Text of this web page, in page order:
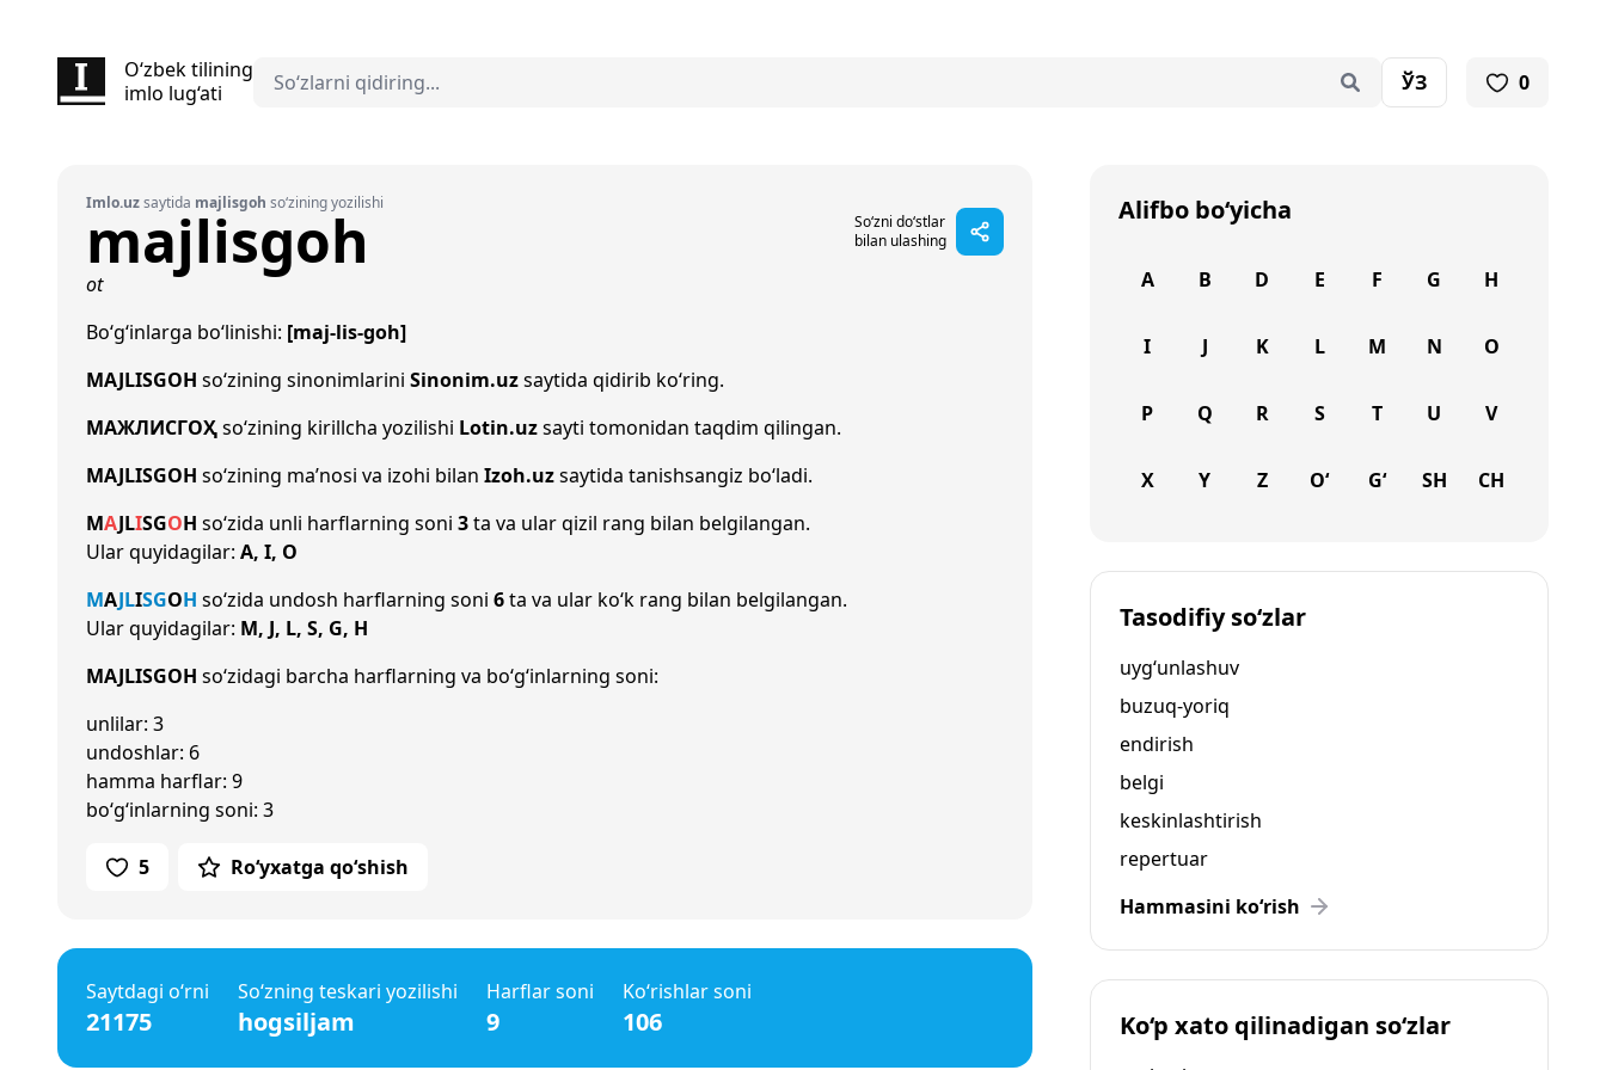
O‘zbek tilining
imlo lug‘ati
ЎЗ 0
Imlo.uzsaytida majlisgoh so‘zining yozilishi
majlisgoh
So‘zni do‘stlar
bilan ulashing
ot
Bo‘g‘inlarga bo‘linishi: [maj-lis-goh]
MAJLISGOH so‘zining sinonimlarini Sinonim.uzsaytida qidirib ko‘ring.
МАЖЛИСГОҲso‘zining kirillcha yozilishi Lotin.uzsayti tomonidan taqdim qilingan.
MAJLISGOH so‘zining ma’nosi va izohi bilan Izoh.uzsaytida tanishsangiz bo‘ladi.
MAJLISGOH so‘zida unli harflarning soni 3ta va ular qizil rang bilan belgilangan.
Ular quyidagilar: A, I, O
MAJLISGOH so‘zida undosh harflarning soni 6ta va ular ko‘k rang bilan belgilangan.
Ular quyidagilar: M, J, L, S, G, H
MAJLISGOH so‘zidagi barcha harflarning va bo‘g‘inlarning soni:
unlilar: 3
undoshlar: 6
hamma harflar: 9
bo‘g‘inlarning soni: 3
5 Ro‘yxatga qo‘shish
Saytdagi o‘rni
21175
So‘zning teskari yozilishi
hogsiljam
Harflar soni
9
Ko‘rishlar soni
106
Alifbo bo‘yicha
A B D E F G H
I J K L M N O
P Q R S T U V
X Y Z O‘ G‘ SH CH
Tasodifiy so‘zlar
uyg‘unlashuv
buzuq-yoriq
endirish
belgi
keskinlashtirish
repertuar
Hammasini ko‘rish
Ko‘p xato qilinadigan so‘zlar